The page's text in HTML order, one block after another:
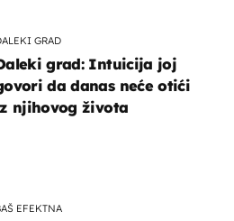
GRAD
grad: Intuicija joj
da danas neće otići
njihovog života
EFEKTNA